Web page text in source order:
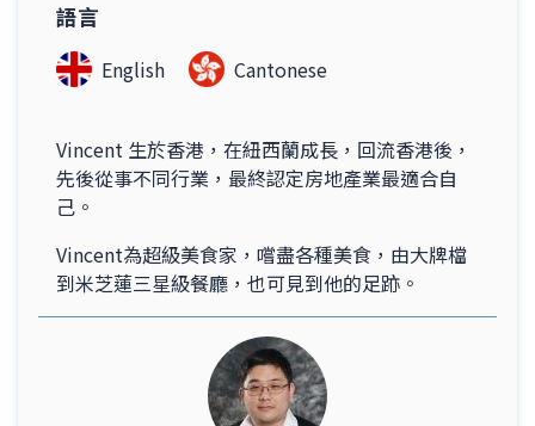
語言
English Cantonese
Vincent 生於香港，在紐西蘭成長，回流香港後，
先後從事不同行業，最終認定房地產業最適合自
己。
Vincent為超級美食家，嚐盡各種美食，由大牌檔
到米芝蓮三星級餐廳，也可見到他的足跡。